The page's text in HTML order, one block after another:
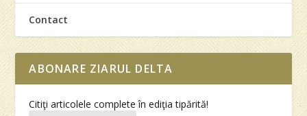
Contact
ABONARE ZIARUL DELTA
Citiţi articolele complete în ediţia tipărită!